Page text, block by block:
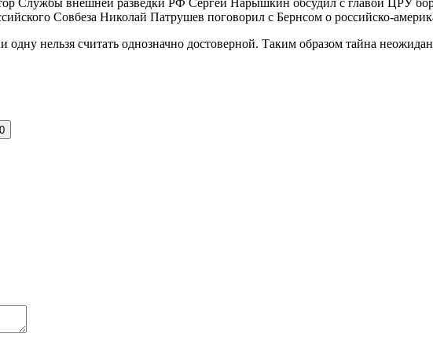
Службы внешней разведки РФ Сергей Нарышкин обсудил с главой ЦРУ
Совбеза Николай Патрушев поговорил с Бернсом о российско-
нельзя считать однозначно достоверной. Таким образом тайна
0